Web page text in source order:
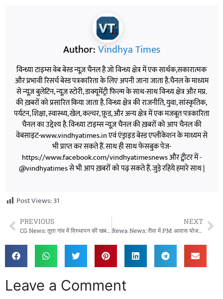
Author:Vindhya Times
विन्ध्या टाइम्स वेब बेस्ड न्यूज़ चैनल है जो विन्ध्य क्षेत्र में एक सार्थक,सकारात्मक
और प्रभावी रिसर्च बेस्ड पत्रकारिता के लिए अपनी जाना जाता है.चैनल के माध्यम
से न्यूज़ बुलेटिन, न्यूज़ स्टोरी, डाक्यूमेंट्री फिल्म के साथ-साथ विन्ध्य क्षेत्र और मप्र.
की ख़बरों को प्रसारित किया जाता है. विन्ध्य क्षेत्र की राजनीति, युवा, सांस्कृतिक,
पर्यटन, शिक्षा, स्वास्थ्य, खेल, कल्चर, फ़ूड, और अन्य क्षेत्र में एक मजबूत पत्रकारिता
चैनल का उद्देश्य है. विन्ध्या टाइम्स न्यूज़ चैनल की ख़बरों को आप चैनल की
वेबसाइट-www.vindhyatimes.in एवं एंड्राइड बेस्ड एप्लीकेशन के माध्यम से
भी प्राप्त कर सकते हैं. साथ ही साथ फेसबुक पेज-
https://www.facebook.com/vindhyatimesnews और ट्वीटर में -
@vindhyatimes से भी आप ख़बरों को पढ़ सकते हैं. जुड़े रहिये हमारे साथ |
Post Views:31
PREVIOUS
CG News: तूता गांव में विस्थापन की खबरों पर NRDA का बड़ा बयान, फिलहाल केवल नोटिस जारी
NEXT
Rewa News: रीवा में PM आवास योजना में बड़ा एक्शन, 34 हितग्राहियों पर FIR
Leave a Comment